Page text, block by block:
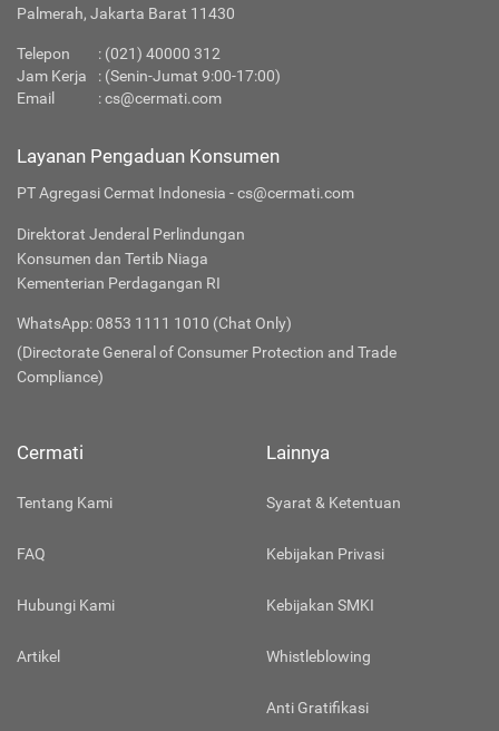
Palmerah, Jakarta Barat 11430
Telepon : (021) 40000 312
Jam Kerja
: (Senin-Jumat 9:00-17:00)
Email
:cs@cermati.com
Layanan Pengaduan Konsumen
PT Agregasi Cermat Indonesia - cs@cermati.com
Direktorat Jenderal Perlindungan
Konsumen dan Tertib Niaga
Kementerian Perdagangan RI
WhatsApp: 0853 1111 1010 (Chat Only)
(Directorate General of Consumer Protection and Trade
Compliance)
Cermati
Tentang Kami
FAQ
Hubungi Kami
Artikel
Lainnya
Syarat & Ketentuan
Kebijakan Privasi
Kebijakan SMKI
Whistleblowing
Anti Gratifikasi